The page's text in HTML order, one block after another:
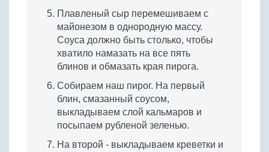
Плавленый сыр перемешиваем с
майонезом в однородную массу.
Соуса должно быть столько, чтобы
хватило намазать на все пять
блинов и обмазать края пирога.
Собираем наш пирог. На первый
блин, смазанный соусом,
выкладываем слой кальмаров и
посыпаем рубленой зеленью.
На второй - выкладываем креветки и